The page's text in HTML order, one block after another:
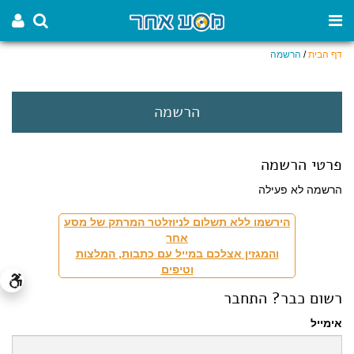
דף הבית/ הרשמה
הרשמה
פרטי הרשמה
הרשמה לא פעילה
הירשמו ללא תשלום לניוזלטר המרתק של מסע
אחר
והמגזין אצלכם במייל עם כתבות, המלצות
וטיפים
רשום כבר? התחבר
אימייל